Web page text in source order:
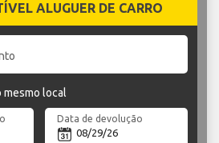
ALUGUER DE CARRO
mesmo local
Data de devolução